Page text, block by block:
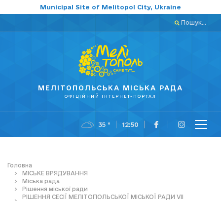
Municipal Site of Melitopol City, Ukraine
Пошук...
МЕЛІТОПОЛЬСЬКА МІСЬКА РАДА
ОФІЦІЙНИЙ ІНТЕРНЕТ-ПОРТАЛ
35 ° 12:50
Головна
МІСЬКЕ ВРЯДУВАННЯ
Міська рада
Рішення міської ради
РІШЕННЯ СЕСІЇ МЕЛІТОПОЛЬСЬКОЇ МІСЬКОЇ РАДИ VIІ